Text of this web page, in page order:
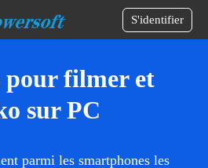
S'identifier
filmer et
sur PC
parmi les smartphones les